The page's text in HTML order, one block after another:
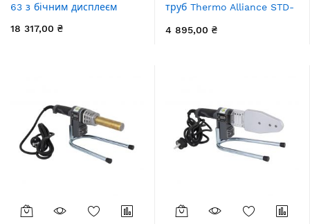
63 з бічним дисплеєм
18 317,00 ₴
труб Thermo Alliance STD-
600W)
4 895,00 ₴